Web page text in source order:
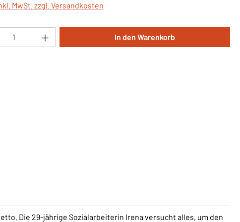
MwSt. zzgl. Versandkosten
Anzahl: Gib den gewünschten Wert ein
In den Warenkorb
Die 29-jährige Sozialarbeiterin Irena versucht alles, um den